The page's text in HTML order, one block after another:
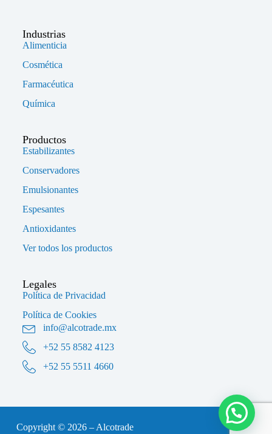
Industrias
Alimenticia
Cosmética
Farmacéutica
Química
Productos
Estabilizantes
Conservadores
Emulsionantes
Espesantes
Antioxidantes
Ver todos los productos
Legales
Política de Privacidad
Política de Cookies
info@alcotrade.mx
+52 55 8582 4123
+52 55 5511 4660
Copyright © 2026 – Alcotrade